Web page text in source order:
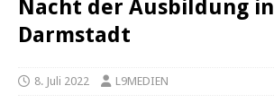
Nacht der Ausbildung in
Darmstadt
8. Juli 2022 L9MEDIEN